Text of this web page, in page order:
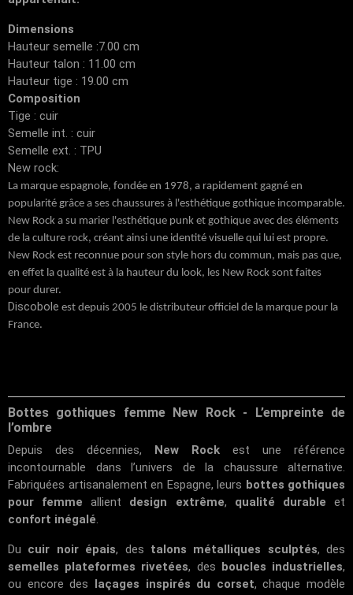
Dimensions
Hauteur semelle :7.00 cm
Hauteur talon : 11.00 cm
Hauteur tige : 19.00 cm
Composition
Tige : cuir
Semelle int. : cuir
Semelle ext. : TPU
New rock:
La marque espagnole, fondée en 1978, a rapidement gagné en
popularité grâce a ses chaussures à l'esthétique gothique incomparable.
New Rock a su marier l'esthétique punk et gothique avec des éléments
de la culture rock, créant ainsi une identité visuelle qui lui est propre.
New Rock est reconnue pour son style hors du commun, mais pas que,
en effet la qualité est à la hauteur du look, les New Rock sont faites
pour durer.
Discobole est depuis 2005 le distributeur officiel de la marque pour la
France.
Bottes gothiques femme New Rock - L’empreinte de
l’ombre
Depuis des décennies, New Rock est une référence
incontournable dans l’univers de la chaussure alternative.
Fabriquées artisanalement en Espagne, leurs bottes gothiques
pour femme allient design extrême, qualité durable et
confort inégalé.
Du cuir noir épais, des talons métalliques sculptés, des
semelles plateformes rivetées, des boucles industrielles,
ou encore des laçages inspirés du corset, chaque modèle